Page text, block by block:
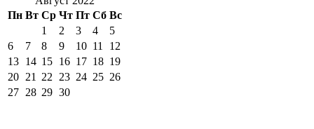
Пн Вт Ср Чт Пт Сб Вс
1
2 3 4
5
6
7 8 9 10 11
12
13 14 15 16 17 18 19
20 21 22 23 24 25 26
27 28 29 30